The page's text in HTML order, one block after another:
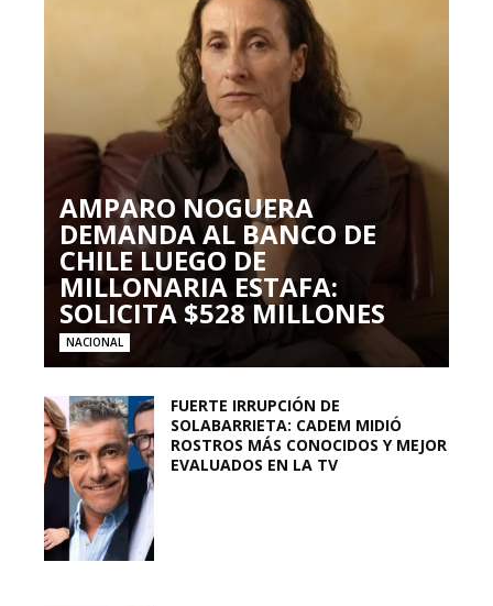
AMPARO NOGUERA
DEMANDA AL BANCO DE
CHILE LUEGO DE
MILLONARIA ESTAFA:
SOLICITA $528 MILLONES
NACIONAL
FUERTE IRRUPCIÓN DE
SOLABARRIETA: CADEM MIDIÓ
ROSTROS MÁS CONOCIDOS Y MEJOR
EVALUADOS EN LA TV